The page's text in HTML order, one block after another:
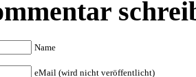
Name
eMail (wird nicht veröffentlicht)